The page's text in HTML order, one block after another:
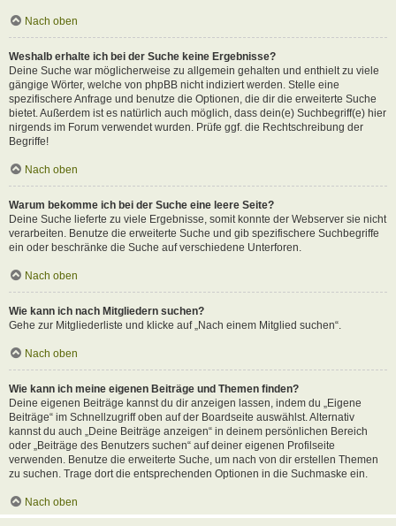
Nach oben
Weshalb erhalte ich bei der Suche keine Ergebnisse?
Deine Suche war möglicherweise zu allgemein gehalten und enthielt zu viele
gängige Wörter, welche von phpBB nicht indiziert werden. Stelle eine
spezifischere Anfrage und benutze die Optionen, die dir die erweiterte Suche
bietet. Außerdem ist es natürlich auch möglich, dass dein(e) Suchbegriff(e) hier
nirgends im Forum verwendet wurden. Prüfe ggf. die Rechtschreibung der
Begriffe!
Nach oben
Warum bekomme ich bei der Suche eine leere Seite?
Deine Suche lieferte zu viele Ergebnisse, somit konnte der Webserver sie nicht
verarbeiten. Benutze die erweiterte Suche und gib spezifischere Suchbegriffe
ein oder beschränke die Suche auf verschiedene Unterforen.
Nach oben
Wie kann ich nach Mitgliedern suchen?
Gehe zur Mitgliederliste und klicke auf „Nach einem Mitglied suchen“.
Nach oben
Wie kann ich meine eigenen Beiträge und Themen finden?
Deine eigenen Beiträge kannst du dir anzeigen lassen, indem du „Eigene
Beiträge“ im Schnellzugriff oben auf der Boardseite auswählst. Alternativ
kannst du auch „Deine Beiträge anzeigen“ in deinem persönlichen Bereich
oder „Beiträge des Benutzers suchen“ auf deiner eigenen Profilseite
verwenden. Benutze die erweiterte Suche, um nach von dir erstellen Themen
zu suchen. Trage dort die entsprechenden Optionen in die Suchmaske ein.
Nach oben